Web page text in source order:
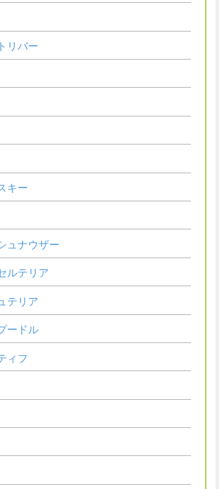
リバー
キー
ュナウザー
ルテリア
テリア
ードル
ィフ